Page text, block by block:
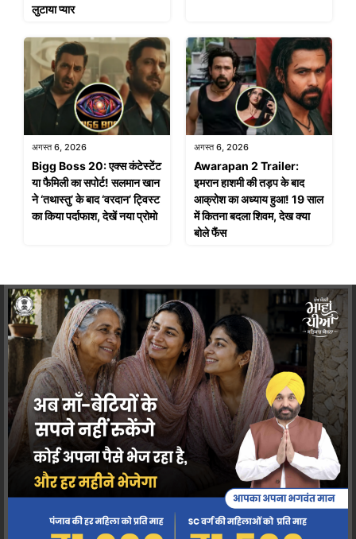
लुटाया प्यार
अगस्त 6, 2026
Bigg Boss 20: एक्स कंटेस्टेंट
या फैमिली का सपोर्ट! सलमान खान
ने ‘तथास्तु’ के बाद ‘वरदान’ ट्विस्ट
का किया पर्दाफाश, देखें नया प्रोमो
अगस्त 6, 2026
Awarapan 2 Trailer:
इमरान हाशमी की तड़प के बाद
आक्रोश का अध्याय हुआ! 19 साल
में कितना बदला शिवम, देख क्या
बोले फैंस